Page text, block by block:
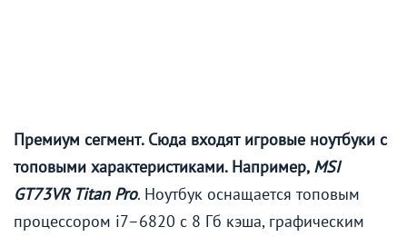
Премиум сегмент. Сюда входят игровые ноутбуки с
топовыми характеристиками. Например, MSI
GT73VR Titan Pro. Ноутбук оснащается топовым
процессором i7–6820 с 8 Гб кэша, графическим